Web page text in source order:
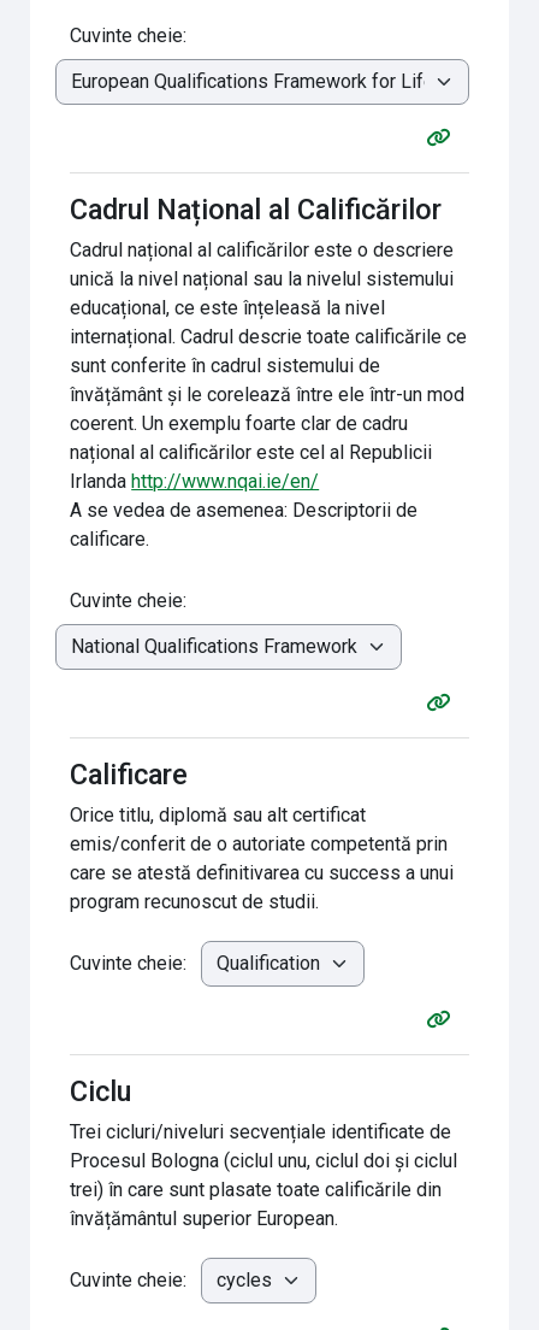
Cuvinte cheie:
Cadrul Național al Calificărilor
Cadrul național al calificărilor este o descriere
unică la nivel național sau la nivelul sistemului
educațional, ce este înțeleasă la nivel
internațional. Cadrul descrie toate calificările ce
sunt conferite în cadrul sistemului de
învățământ și le corelează între ele într-un mod
coerent. Un exemplu foarte clar de cadru
național al calificărilor este cel al Republicii
Irlandahttp://www.nqai.ie/en/
A se vedea de asemenea: Descriptorii de
calificare.
Cuvinte cheie:
Calificare
Orice titlu, diplomă sau alt certificat
emis/conferit de o autoriate competentă prin
care se atestă definitivarea cu success a unui
program recunoscut de studii.
Cuvinte cheie:
Ciclu
Trei cicluri/niveluri secvențiale identificate de
Procesul Bologna (ciclul unu, ciclul doi și ciclul
trei) în care sunt plasate toate calificările din
învățământul superior European.
Cuvinte cheie: